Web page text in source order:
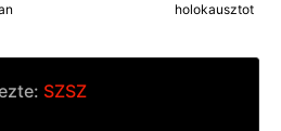
holokausztot
SZSZ